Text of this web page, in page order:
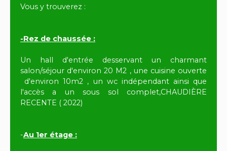
Vous y trouverez :
-Rez de chaussée :
Un hall d'entrée desservant un charmant
salon/séjour d'environ 20 M2 , une cuisine ouverte
d'environ 10m2 , un wc indépendant ainsi que
l'accès a un sous sol complet,CHAUDIÈRE
RECENTE ( 2022)
-Au 1er étage :